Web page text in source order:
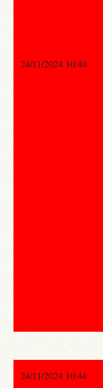
24/11/2024 10:40
24/11/2024 10:44